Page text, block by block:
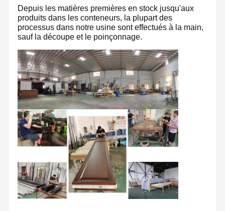
Depuis les matières premières en stock jusqu'aux
produits dans les conteneurs, la plupart des
processus dans notre usine sont effectués à la main,
sauf la découpe et le poinçonnage.